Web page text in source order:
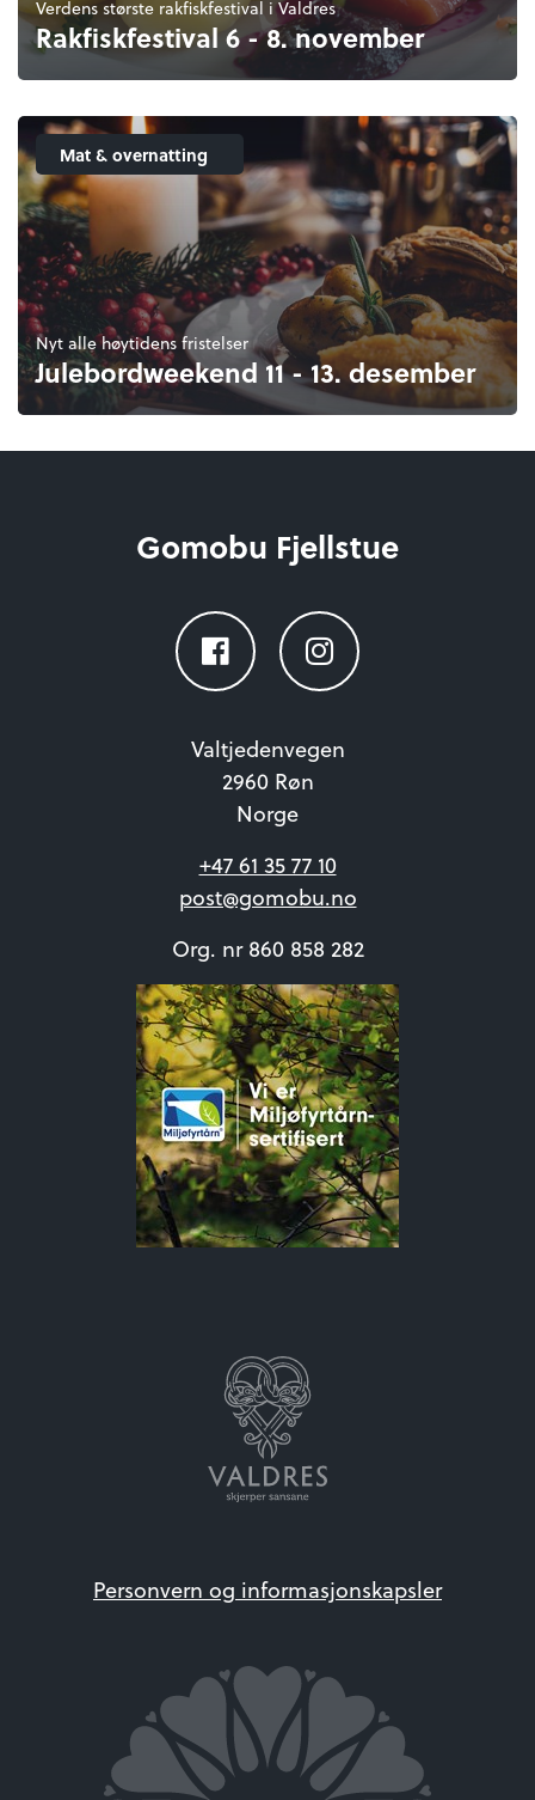
Verdens største rakfiskfestival i Valdres
Rakfiskfestival 6 - 8. november
Mat & overnatting
Nyt alle høytidens fristelser
Julebordweekend 11 - 13. desember
Gomobu Fjellstue
Valtjedenvegen
2960 Røn
Norge
+47 61 35 77 10
post@gomobu.no
Org. nr 860 858 282
Personvern og informasjonskapsler